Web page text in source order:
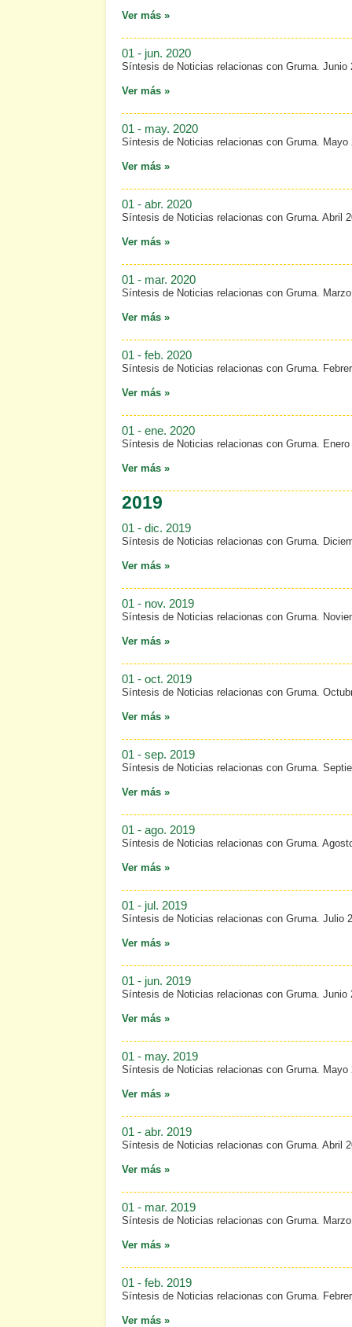
Ver más »
01 - jun. 2020
Síntesis de Noticias relacionas con Gruma. Junio
Ver más »
01 - may. 2020
Síntesis de Noticias relacionas con Gruma. Mayo
Ver más »
01 - abr. 2020
Síntesis de Noticias relacionas con Gruma. Abril
Ver más »
01 - mar. 2020
Síntesis de Noticias relacionas con Gruma.
Ver más »
01 - feb. 2020
Síntesis de Noticias relacionas con Gruma.
Ver más »
01 - ene. 2020
Síntesis de Noticias relacionas con Gruma. Enero
Ver más »
2019
01 - dic. 2019
Síntesis de Noticias relacionas con Gruma.
Ver más »
01 - nov. 2019
Síntesis de Noticias relacionas con Gruma.
Ver más »
01 - oct. 2019
Síntesis de Noticias relacionas con Gruma.
Ver más »
01 - sep. 2019
Síntesis de Noticias relacionas con Gruma.
Ver más »
01 - ago. 2019
Síntesis de Noticias relacionas con Gruma.
Ver más »
01 - jul. 2019
Síntesis de Noticias relacionas con Gruma. Julio
Ver más »
01 - jun. 2019
Síntesis de Noticias relacionas con Gruma. Junio
Ver más »
01 - may. 2019
Síntesis de Noticias relacionas con Gruma. Mayo
Ver más »
01 - abr. 2019
Síntesis de Noticias relacionas con Gruma. Abril
Ver más »
01 - mar. 2019
Síntesis de Noticias relacionas con Gruma.
Ver más »
01 - feb. 2019
Síntesis de Noticias relacionas con Gruma.
Ver más »